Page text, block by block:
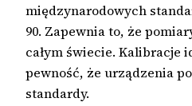
międzynarodowych
90. Zapewnia to, że
całym świecie. Kalibracje
pewność, że urządzenia
standardy.